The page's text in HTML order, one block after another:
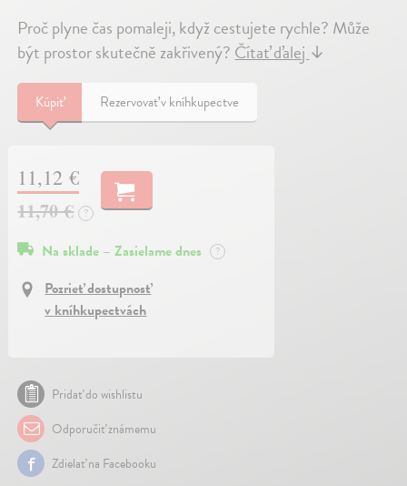
Proč plyne čas pomaleji, když cestujete rychle? Může
být prostor skutečně zakřivený? Čítať ďalej ↓
Kúpiť Rezervovať v kníhkupectve
11,12 €
11,70 €
?
Na sklade – Zasielame dnes ?
Pozrieť dostupnosť
v kníhkupectvách
Pridať do wishlistu
Odporučiť známemu
Zdielať na Facebooku